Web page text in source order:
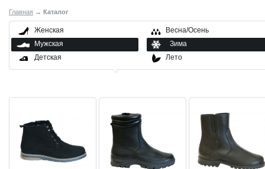
Главная → Каталог
Женская
Мужская
Детская
Весна/Осень
Зима
Лето